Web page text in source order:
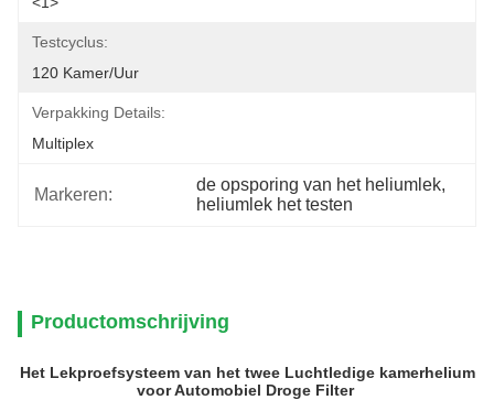
Testcyclus:
120 Kamer/uur
Verpakking Details:
Multiplex
Markeren:
de opsporing van het heliumlek,
heliumlek het testen
Productomschrijving
Het Lekproefsysteem van het twee Luchtledige kamerhelium
voor Automobiel Droge Filter